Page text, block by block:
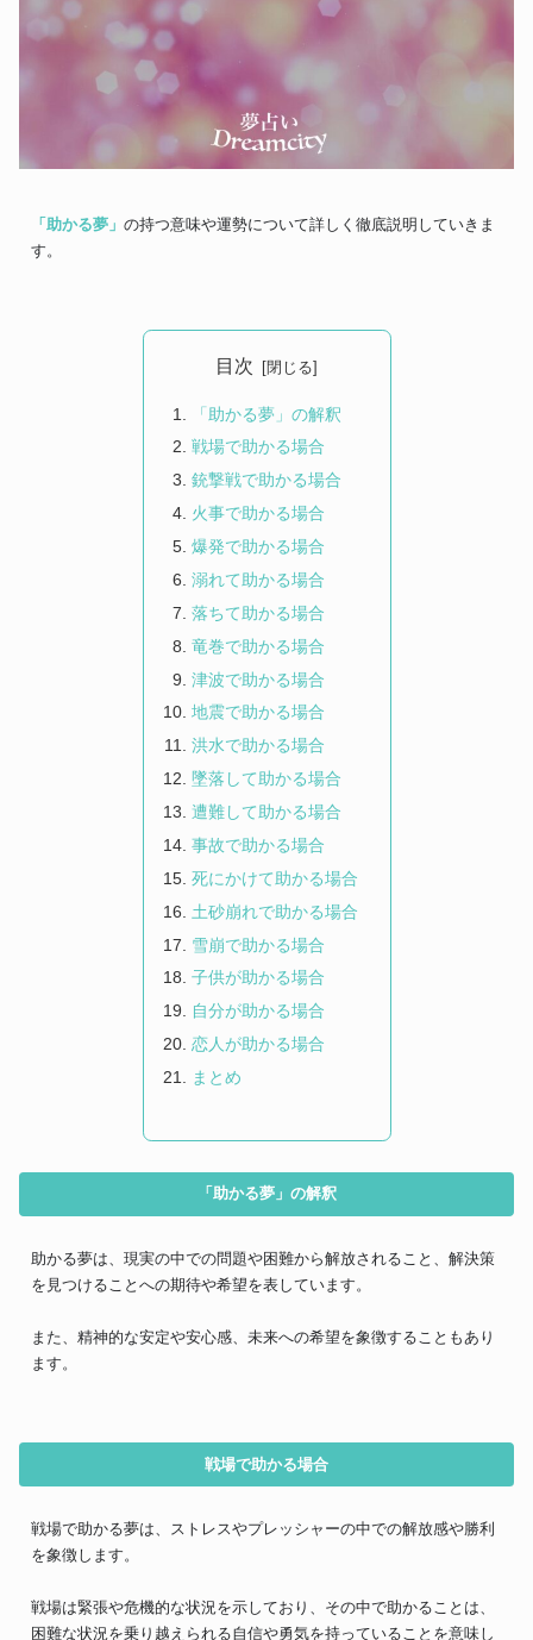
「助かる夢」 の持つ意味や運勢について詳しく徹底説明していきま
す。
目次
「助かる夢」の解釈
戦場で助かる場合
銃撃戦で助かる場合
火事で助かる場合
爆発で助かる場合
溺れて助かる場合
落ちて助かる場合
竜巻で助かる場合
津波で助かる場合
地震で助かる場合
洪水で助かる場合
墜落して助かる場合
遭難して助かる場合
事故で助かる場合
死にかけて助かる場合
土砂崩れで助かる場合
雪崩で助かる場合
子供が助かる場合
自分が助かる場合
恋人が助かる場合
まとめ
「助かる夢」の解釈
助かる夢は、現実の中での問題や困難から解放されること、解決策
を見つけることへの期待や希望を表しています。
また、精神的な安定や安心感、未来への希望を象徴することもあり
ます。
戦場で助かる場合
戦場で助かる夢は、ストレスやプレッシャーの中での解放感や勝利
を象徴します。
戦場は緊張や危機的な状況を示しており、その中で助かることは、
困難な状況を乗り越えられる自信や勇気を持っていることを意味し